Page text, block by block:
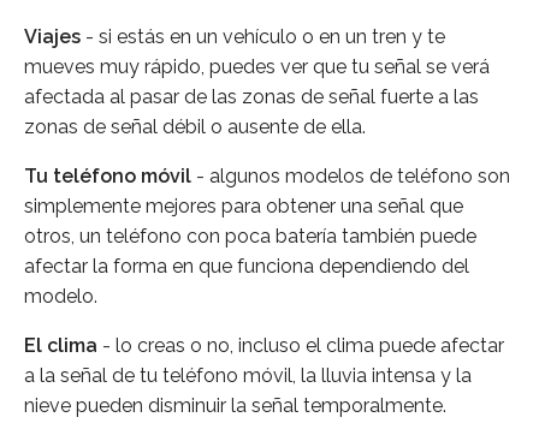
Viajes - si estás en un vehículo o en un tren y te
mueves muy rápido, puedes ver que tu señal se verá
afectada al pasar de las zonas de señal fuerte a las
zonas de señal débil o ausente de ella.
Tu teléfono móvil - algunos modelos de teléfono son
simplemente mejores para obtener una señal que
otros, un teléfono con poca batería también puede
afectar la forma en que funciona dependiendo del
modelo.
El clima - lo creas o no, incluso el clima puede afectar
a la señal de tu teléfono móvil, la lluvia intensa y la
nieve pueden disminuir la señal temporalmente.